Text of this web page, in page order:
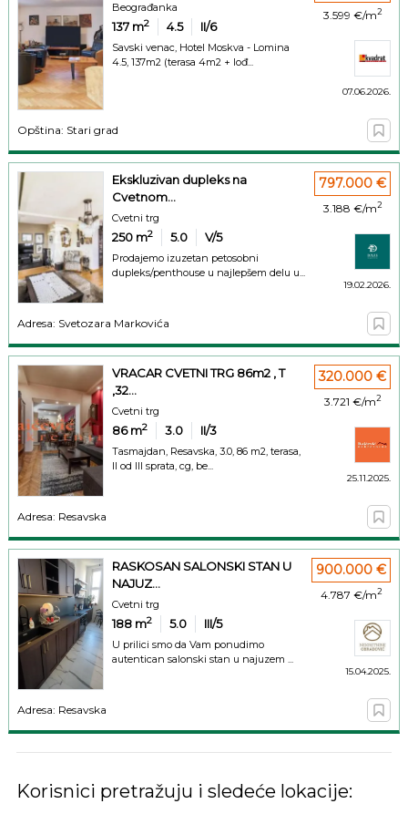
Beograđanka
137 m2 4.5 II/6
Savski venac, Hotel Moskva - Lomina
4.5, 137m2 (terasa 4m2 + lođ...
3.599 €/m2
07.06.2026.
Opština: Stari grad
Ekskluzivan dupleks na
Cvetnom...
Cvetni trg
250 m2 5.0 V/5
Prodajemo izuzetan petosobni
dupleks/penthouse u najlepšem delu u...
797.000 €
3.188 €/m2
19.02.2026.
Adresa: Svetozara Markovića
VRACAR CVETNI TRG 86m2 , T
,32...
Cvetni trg
86m2 3.0 II/3
Tasmajdan, Resavska, 3.0, 86 m2, terasa,
II od III sprata, cg, be...
320.000 €
3.721 €/m2
25.11.2025.
Adresa: Resavska
RASKOSAN SALONSKI STAN U
NAJUZ...
Cvetni trg
188 m2 5.0 III/5
U prilici smo da Vam ponudimo
autentican salonski stan u najuzem ...
900.000 €
4.787 €/m2
15.04.2025.
Adresa: Resavska
Korisnici pretražuju i sledeće lokacije: